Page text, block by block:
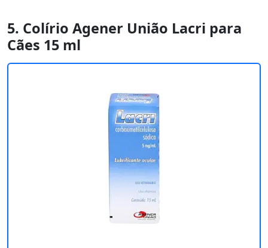
5. Colírio Agener União Lacri para
Cães 15 ml